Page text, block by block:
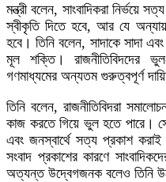
মন্ত্রী বলেন, সাংবাদিকরা
স্বীকৃতি দিতে হবে, আর যে
হবে। তিনি বলেন, সাদাকে সাদা
মূল শক্তি। রাজনীতিবিদদের
গণমাধ্যমের অন্যতম গুরুত্বপূর্ণ
তিনি বলেন, রাজনীতিবিদরা
কাজ করতে গিয়ে ভুল হতে পারে।
এবং জনস্বার্থে সত্য প্রকাশ
সংবাদ প্রকাশের কারণে
অত্যন্ত উদ্বেগজনক বলেও তিনি